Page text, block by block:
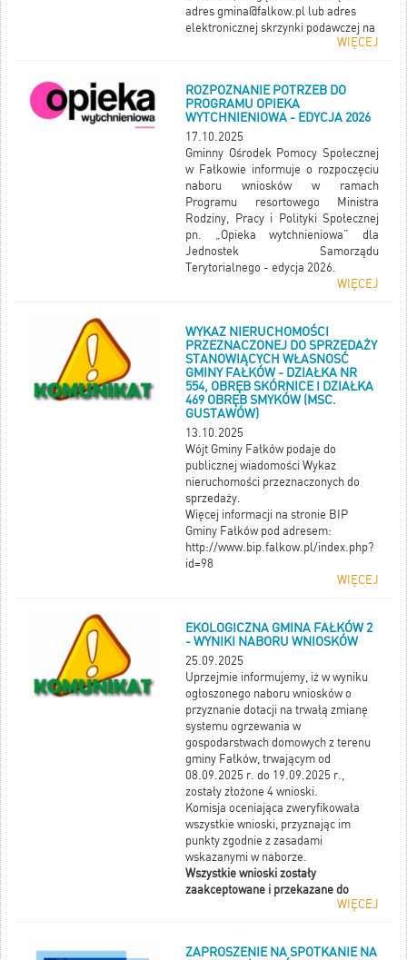
Po tym terminie opinie i uwagi nie
będą rozpatrywane.
Wynik konsultacji ma charakter
organów Gminy.
Więcej informacji można uzyskać na
stanowisku ds. społecznych,
administracyjnych i oświaty (pokój nr
8) lub pod numerem telefonu: 44
7873535
Projekt programu
Zarządzenie Wójta Gminy Fałków
formularz uwag
protokół z konsultacji
adres gmina@falkow.pl lub adres
elektronicznej skrzynki podawczej na
ePUAP /k9684bpfuk/SkrytkaESP
uwag, organ wykonawczy jednostki
samorządu terytorialnego
niezwłocznie zawiera umowę o
wsparcie realizacji zadania
publicznego lub o powierzenie
realizacji zadania publicznego.
Oferta zadania publicznego
WIĘCEJ
ROZPOZNANIE POTRZEB DO
PROGRAMU OPIEKA
WYTCHNIENIOWA - EDYCJA 2026
17.10.2025
Gminny Ośrodek Pomocy Społecznej
w Fałkowie informuje o rozpoczęciu
naboru wniosków w ramach
Programu resortowego Ministra
Rodziny, Pracy i Polityki Społecznej
pn. „Opieka wytchnieniowa” dla
Jednostek Samorządu
Terytorialnego - edycja 2026.
WIĘCEJ
WYKAZ NIERUCHOMOŚCI
PRZEZNACZONEJ DO SPRZEDAŻY
STANOWIĄCYCH WŁASNOSĆ
GMINY FAŁKÓW - DZIAŁKA NR
554, OBRĘB SKÓRNICE I DZIAŁKA
469 OBRĘB SMYKÓW (MSC.
GUSTAWÓW)
13.10.2025
Wójt Gminy Fałków podaje do
publicznej wiadomości Wykaz
nieruchomości przeznaczonych do
sprzedaży.
Więcej informacji na stronie BIP
Gminy Fałków pod adresem:
http://www.bip.falkow.pl/index.php?
id=98
WIĘCEJ
EKOLOGICZNA GMINA FAŁKÓW 2
- WYNIKI NABORU WNIOSKÓW
25.09.2025
Uprzejmie informujemy, iż w wyniku
ogłoszonego naboru wniosków o
przyznanie dotacji na trwałą zmianę
systemu ogrzewania w
gospodarstwach domowych z terenu
gminy Fałków, trwającym od
08.09.2025 r. do 19.09.2025 r.,
zostały złożone 4 wnioski.
Komisja oceniająca zweryfikowała
wszystkie wnioski, przyznając im
punkty zgodnie z zasadami
wskazanymi w naborze.
Wszystkie wnioski zostały
zaakceptowane i przekazane do
WIĘCEJ
ZAPROSZENIE NA SPOTKANIE NA